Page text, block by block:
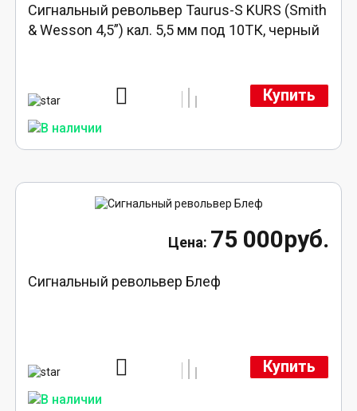
Сигнальный револьвер Taurus-S KURS (Smith
& Wesson 4,5”) кал. 5,5 мм под 10ТК, черный
Купить
75 000руб.
Сигнальный револьвер Блеф
Купить